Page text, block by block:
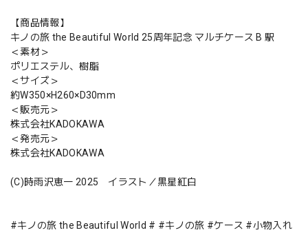
【商品情報】
キノの旅 the Beautiful World 25周年記念 マルチケース B 駅
＜素材＞
ポリエステル、樹脂
＜サイズ＞
約W350×H260×D30mm
＜販売元＞
株式会社KADOKAWA
＜発売元＞
株式会社KADOKAWA
(C)時雨沢恵一 2025 イラスト／黒星紅白
#キノの旅 the Beautiful World # #キノの旅 #ケース #小物入れ